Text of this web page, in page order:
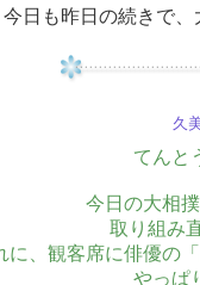
今日も昨日の続きで、
久
てんと
今日の大相
取り組み
に、観客席に俳優の
やっぱ